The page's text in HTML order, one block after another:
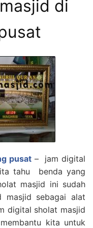
di
pusat – jam digital
tahu benda yang
masjid ini sudah
masjid sebagai alat
digital sholat masjid
kita untuk